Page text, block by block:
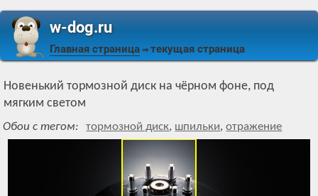
w-dog.ru
Главная страница ⇒ текущая страница
Новенький тормозной диск на чёрном фоне, под
мягким светом
Обои с тегом: тормозной диск, шпильки,отражение